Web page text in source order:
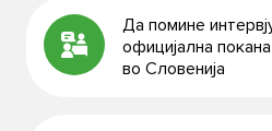
Да помине
официјална
во Словенија